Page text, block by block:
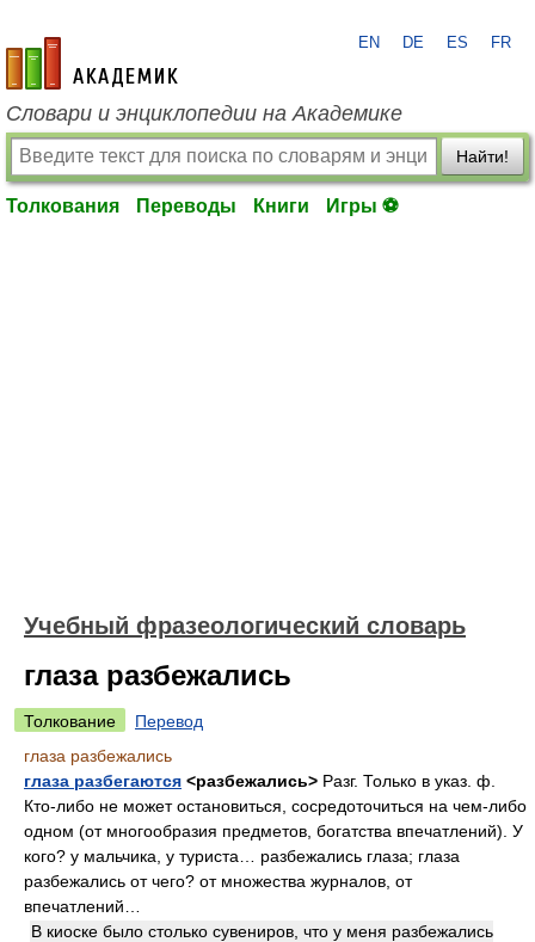
academic.ru
EN DE ES FR
Словари и энциклопедии на Академике
Найти!
Толкования Переводы Книги Игры ⚽
Учебный фразеологический словарь
глаза разбежались
Толкование
Перевод
глаза разбежались
глаза разбегаются <разбежались> Разг. Только в указ. ф.
Кто-либо не может остановиться, сосредоточиться на чем-либо
одном (от многообразия предметов, богатства впечатлений). У
кого? у мальчика, у туриста… разбежались глаза; глаза
разбежались от чего? от множества журналов, от
впечатлений…
В киоске было столько сувениров, что у меня разбежались